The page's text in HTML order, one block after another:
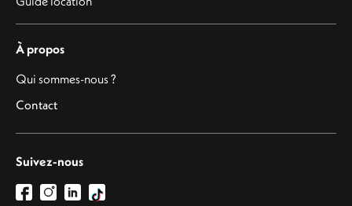
À propos
Qui sommes-nous ?
Contact
Suivez-nous